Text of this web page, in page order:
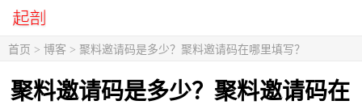
首页 > 博客 > 聚料邀请码是多少？聚料邀请码在哪里填写？
聚料邀请码是多少？聚料邀请码在